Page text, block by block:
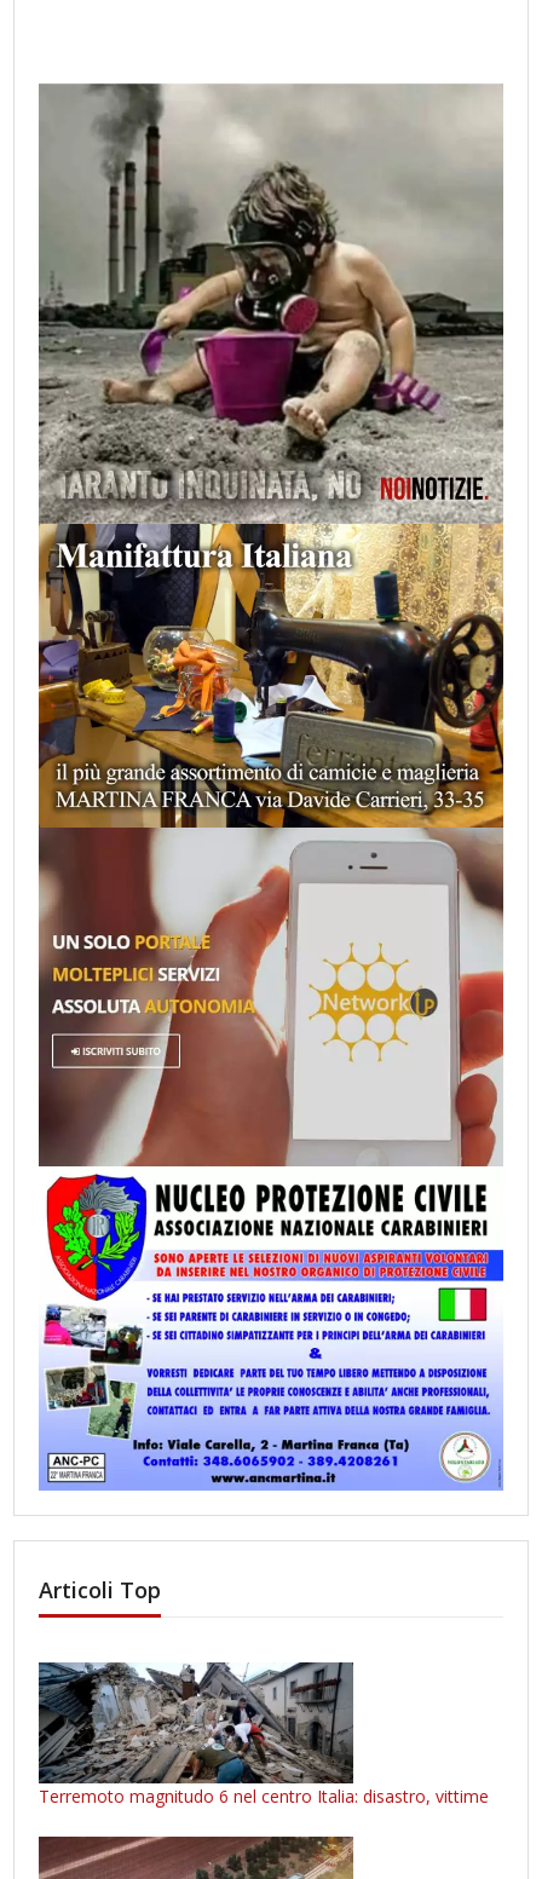
Articoli Top
Terremoto magnitudo 6 nel centro Italia: disastro, vittime